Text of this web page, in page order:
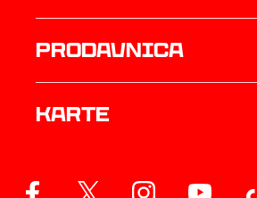
prodavnica
Karte